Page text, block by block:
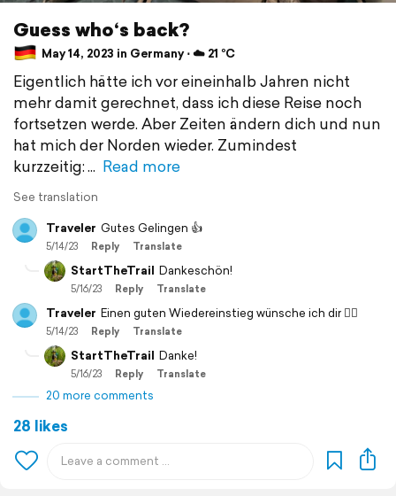
Guess who‘s back?
May 14, 2023 in Germany ⋅ ☁️ 21 °C
Eigentlich hätte ich vor eineinhalb Jahren nicht
mehr damit gerechnet, dass ich diese Reise noch
fortsetzen werde. Aber Zeiten ändern dich und nun
hat mich der Norden wieder. Zumindest
kurzzeitig:
Read more
See translation
Traveler Gutes Gelingen 👍
5/14/23 Reply Translate
StartTheTrail Dankeschön!
5/16/23 Reply Translate
Traveler Einen guten Wiedereinstieg wünsche ich dir 👍🏻
5/14/23 Reply Translate
StartTheTrail Danke!
5/16/23 Reply Translate
20 more comments
28 likes